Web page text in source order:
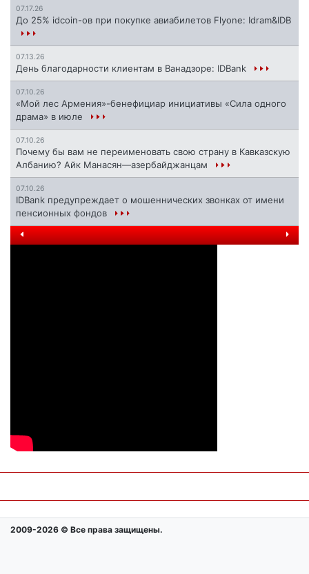
07.17.26
До 25% idcoin-ов при покупке авиабилетов Flyone: Idram&IDB
07.13.26
День благодарности клиентам в Ванадзоре: IDBank
07.10.26
«Мой лес Армения»-бенефициар инициативы «Сила одного
драма» в июле
07.10.26
Почему бы вам не переименовать свою страну в Кавказскую
Албанию? Айк Манасян—азербайджанцам
07.10.26
IDBank предупреждает о мошеннических звонках от имени
пенсионных фондов
2009-2026 © Все права защищены.